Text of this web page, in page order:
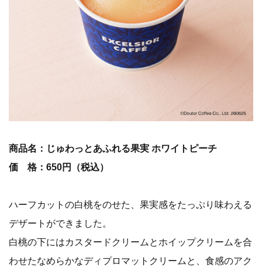
商品名：じゅわっとあふれる果実 ホワイトピーチ
価 格：650円（税込）
ハーフカットの白桃をのせた、果実感をたっぷり味わえる
デザートができました。
白桃の下にはカスタードクリームとホイップクリームを合
わせたなめらかなディプロマットクリームと、食感のアク